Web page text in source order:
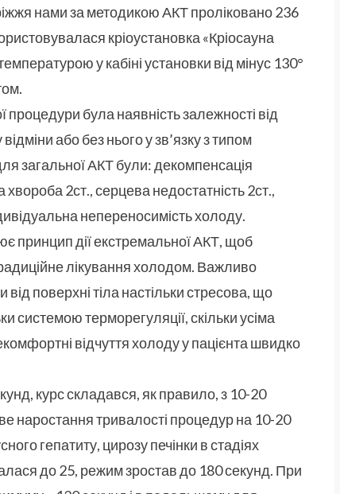
нами за методикою АКТ проліковано 236
кріоустановка «Кріосауна
у кабіні установки від мінус 130°
була наявність залежності від
або без нього у зв’язку з типом
загальної АКТ були: декомпенсація
2ст., серцева недостатність 2ст.,
непереносимість холоду.
принцип дії екстремальної АКТ, щоб
лікування холодом. Важливо
поверхні тіла настільки стресова, що
системою терморегуляції, скільки усіма
відчуття холоду у пацієнта швидко
курс складався, як правило, з 10-20
наростання тривалості процедур на 10-20
гепатиту, цирозу печінки в стадіях
до 25, режим зростав до 180 секунд. При